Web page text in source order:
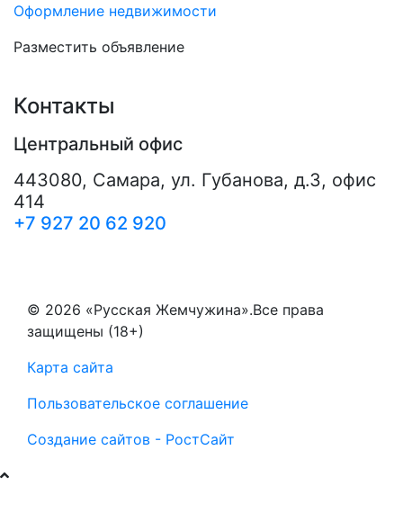
Оформление недвижимости
Разместить объявление
Контакты
Центральный офис
443080, Самара, ул. Губанова, д.3, офис
414
+7 927 20 62 920
© 2026 «Русская Жемчужина».Все права
защищены (18+)
Карта сайта
Пользовательское соглашение
Создание сайтов - РостСайт